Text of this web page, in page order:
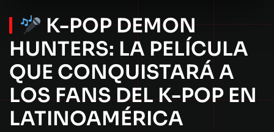
K-POP DEMON
HUNTERS: LA PELÍCULA
QUE CONQUISTARÁ A
LOS FANS DEL K-POP EN
LATINOAMÉRICA